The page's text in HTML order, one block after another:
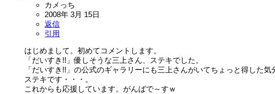
カメっち
2008年 3月 15日
返信
引用
はじめまして。初めてコメントします。
「だいすき!!」優しそうな三上さん、ステキでした。
「だいすき!!」の公式のギャラリーにも三上さんがいてちょっと得した気
ステキです・・・。
これからも応援しています。がんばで～すｗ